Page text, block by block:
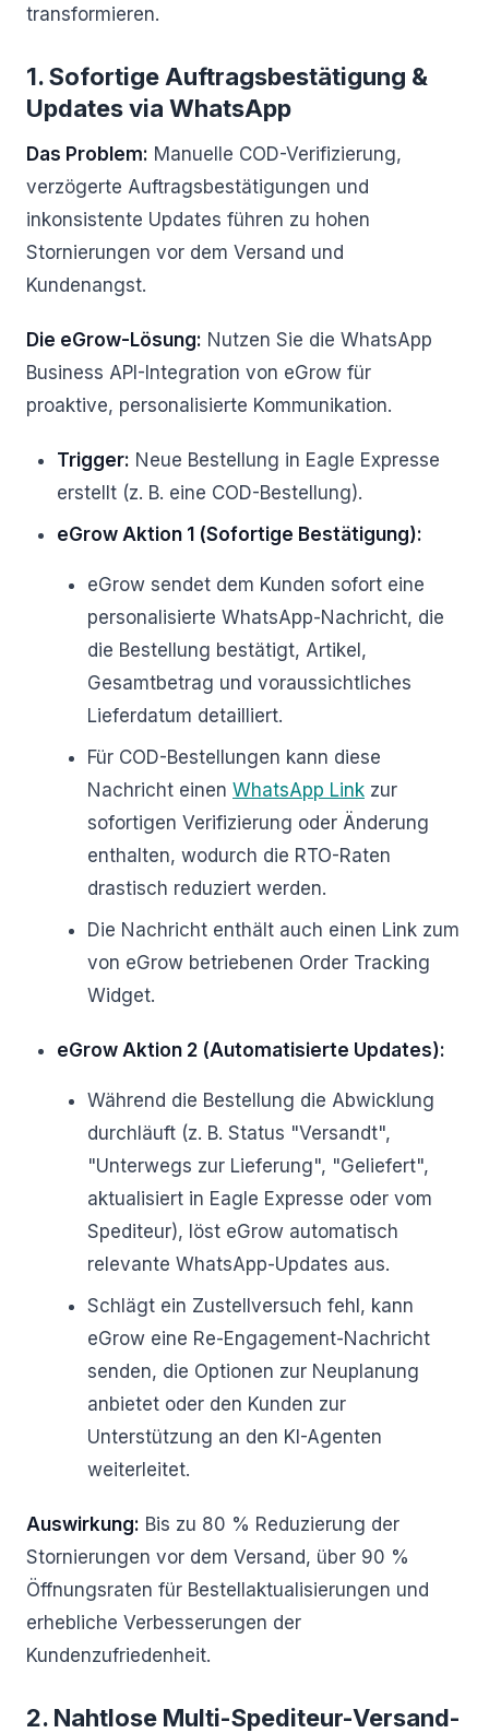
transformieren.
1. Sofortige Auftragsbestätigung &
Updates via WhatsApp
Das Problem: Manuelle COD-Verifizierung,
verzögerte Auftragsbestätigungen und
inkonsistente Updates führen zu hohen
Stornierungen vor dem Versand und
Kundenangst.
Die eGrow-Lösung: Nutzen Sie die WhatsApp
Business API-Integration von eGrow für
proaktive, personalisierte Kommunikation.
Trigger: Neue Bestellung in Eagle Expresse
erstellt (z. B. eine COD-Bestellung).
eGrow Aktion 1 (Sofortige Bestätigung):
eGrow sendet dem Kunden sofort eine
personalisierte WhatsApp-Nachricht, die
die Bestellung bestätigt, Artikel,
Gesamtbetrag und voraussichtliches
Lieferdatum detailliert.
Für COD-Bestellungen kann diese
Nachricht einen WhatsApp Link zur
sofortigen Verifizierung oder Änderung
enthalten, wodurch die RTO-Raten
drastisch reduziert werden.
Die Nachricht enthält auch einen Link zum
von eGrow betriebenen Order Tracking
Widget.
eGrow Aktion 2 (Automatisierte Updates):
Während die Bestellung die Abwicklung
durchläuft (z. B. Status "Versandt",
"Unterwegs zur Lieferung", "Geliefert",
aktualisiert in Eagle Expresse oder vom
Spediteur), löst eGrow automatisch
relevante WhatsApp-Updates aus.
Schlägt ein Zustellversuch fehl, kann
eGrow eine Re-Engagement-Nachricht
senden, die Optionen zur Neuplanung
anbietet oder den Kunden zur
Unterstützung an den KI-Agenten
weiterleitet.
Auswirkung: Bis zu 80 % Reduzierung der
Stornierungen vor dem Versand, über 90 %
Öffnungsraten für Bestellaktualisierungen und
erhebliche Verbesserungen der
Kundenzufriedenheit.
2. Nahtlose Multi-Spediteur-Versand-